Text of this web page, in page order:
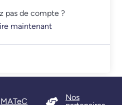
pas de compte ?
maintenant
MATeC
Nos